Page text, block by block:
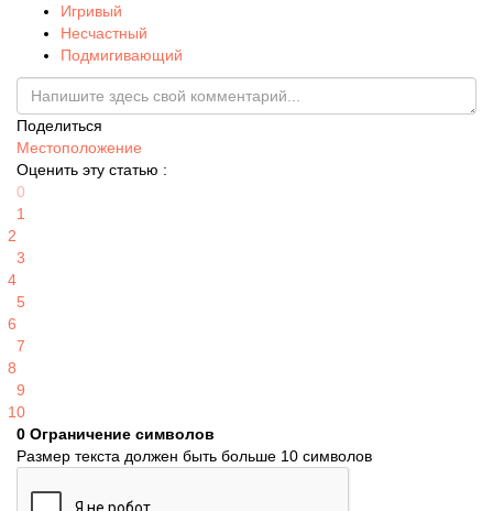
Игривый
Несчастный
Подмигивающий
Поделиться
Местоположение
Оценить эту статью :
0
1
2
3
4
5
6
7
8
9
10
0 Ограничение символов
Размер текста должен быть больше 10 символов